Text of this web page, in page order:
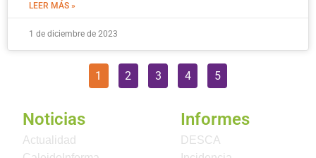
LEER MÁS »
1 de diciembre de 2023
1 2 3 4 5
Noticias
Actualidad
Informes
DESCA